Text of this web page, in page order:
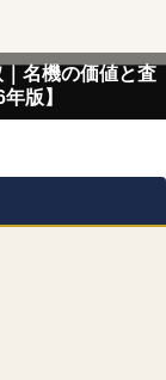
名機の価値と査
版】